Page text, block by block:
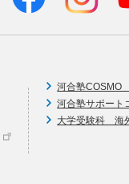
河合塾COSMO
河合塾サポート
大学受験科 海